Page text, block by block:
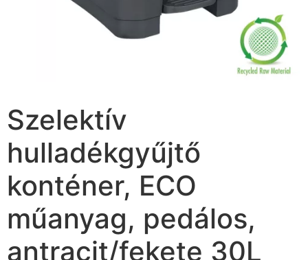
Szelektív
hulladékgyűjtő
konténer, ECO
műanyag, pedálos,
antracit/fekete 30L